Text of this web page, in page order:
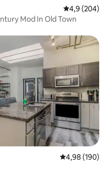
Gemiddelde
4,9 (204)
Mod In Old Town
Gemiddelde
4,98 (190)